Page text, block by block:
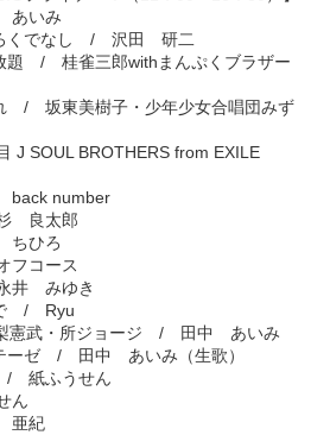
いみ
くでなし / 沢田 研二
/ 桂雀三郎withまんぷくブラザー
/ 坂東美樹子・少年少女合唱団みず
BROTHERS from EXILE
number
良太郎
ひろ
コース
井 みゆき
で / Ryu
憲武・所ジョージ / 田中 あいみ
ーゼ / 田中 あいみ（生歌）
/ 紙ふうせん
ん
紀